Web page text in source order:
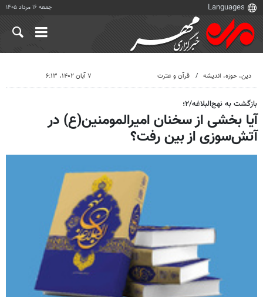
جمعه ۱۶ مرداد ۱۴۰۵
دين، حوزه، انديشه قرآن و عترت ۷ آبان ۱۴۰۲، ۶:۱۳
بازگشت به نهج‌البلاغه/۲؛
آیا بخشی از سخنان امیرالمومنین(ع) در
آتش‌سوزی از بین رفت؟